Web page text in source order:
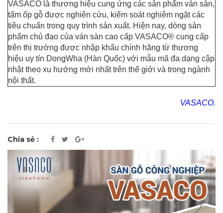
VASACO là thương hiệu cung ứng các sản phẩm ván sàn,
tấm ốp gỗ được nghiên cứu, kiểm soát nghiêm ngặt các
tiêu chuẩn trong quy trình sản xuất. Hiện nay, dòng sản
phẩm chủ đạo của ván sàn cao cấp VASACO® cung cấp
trên thị trường được nhập khẩu chính hãng từ thương
hiệu uy tín DongWha (Hàn Quốc) với mẫu mã đa dạng cập
nhật theo xu hướng mới nhất trên thế giới và trong ngành
nội thất.
VASACO.
Chia sẻ :